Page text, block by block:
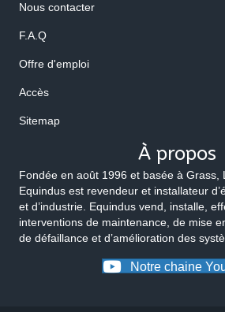
Nous contacter
F.A.Q
Offre d'emploi
Accès
Sitemap
À propos
Fondée en août 1996 et basée à Grass,
Equindus est revendeur et installateur
et d’industrie. Equindus vend, installe,
interventions de maintenance, de mise
de défaillance et d’amélioration des
Notre chaine